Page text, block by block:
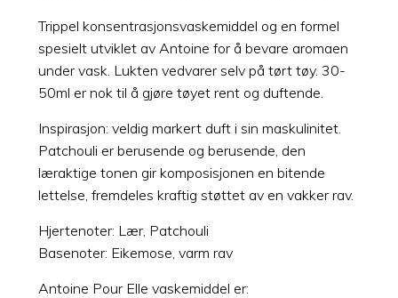
Trippel konsentrasjonsvaskemiddel og en formel
spesielt utviklet av Antoine for å bevare aromaen
under vask. Lukten vedvarer selv på tørt tøy. 30-
50ml er nok til å gjøre tøyet rent og duftende.
Inspirasjon: veldig markert duft i sin maskulinitet.
Patchouli er berusende og berusende, den
læraktige tonen gir komposisjonen en bitende
lettelse, fremdeles kraftig støttet av en vakker rav.
Hjertenoter: Lær, Patchouli
Basenoter: Eikemose, varm rav
Antoine Pour Elle vaskemiddel er: